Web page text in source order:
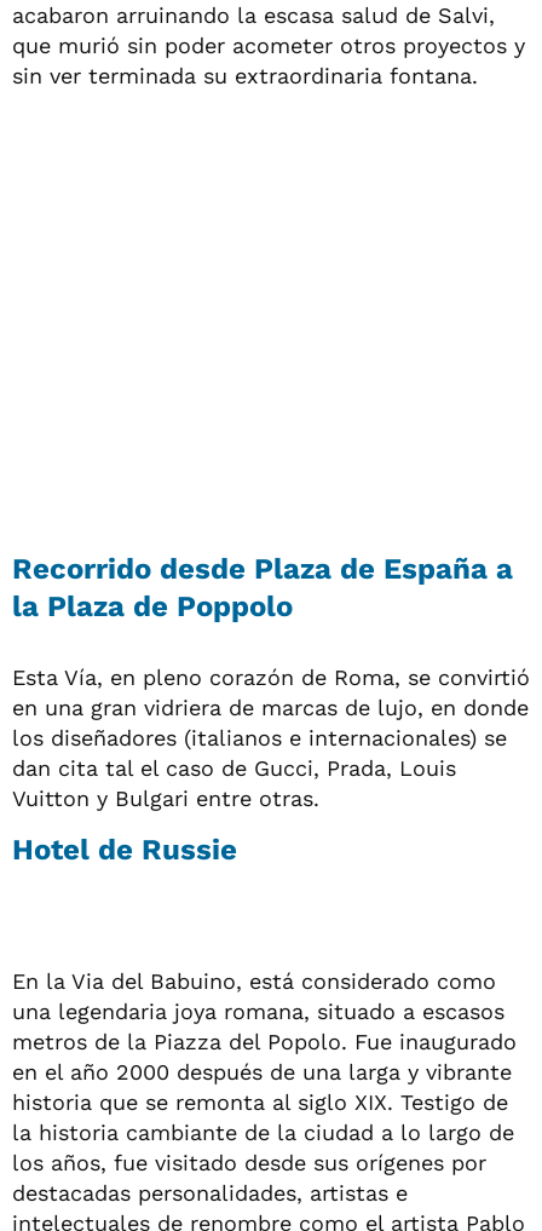
acabaron arruinando la escasa salud de Salvi,
que murió sin poder acometer otros proyectos y
sin ver terminada su extraordinaria fontana.
Recorrido desde Plaza de España a
la Plaza de Poppolo
Esta Vía, en pleno corazón de Roma, se convirtió
en una gran vidriera de marcas de lujo, en donde
los diseñadores (italianos e internacionales) se
dan cita tal el caso de Gucci, Prada, Louis
Vuitton y Bulgari entre otras.
Hotel de Russie
En la Via del Babuino, está considerado como
una legendaria joya romana, situado a escasos
metros de la Piazza del Popolo. Fue inaugurado
en el año 2000 después de una larga y vibrante
historia que se remonta al siglo XIX. Testigo de
la historia cambiante de la ciudad a lo largo de
los años, fue visitado desde sus orígenes por
destacadas personalidades, artistas e
intelectuales de renombre como el artista Pablo